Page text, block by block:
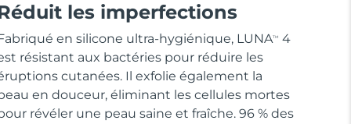
les imperfections
en silicone ultra-hygiénique, LUNATM
4
résistant aux bactéries pour réduire les
cutanées. Il exfolie également la
en douceur, éliminant les cellules mortes
révéler une peau saine et fraîche. 96 % des